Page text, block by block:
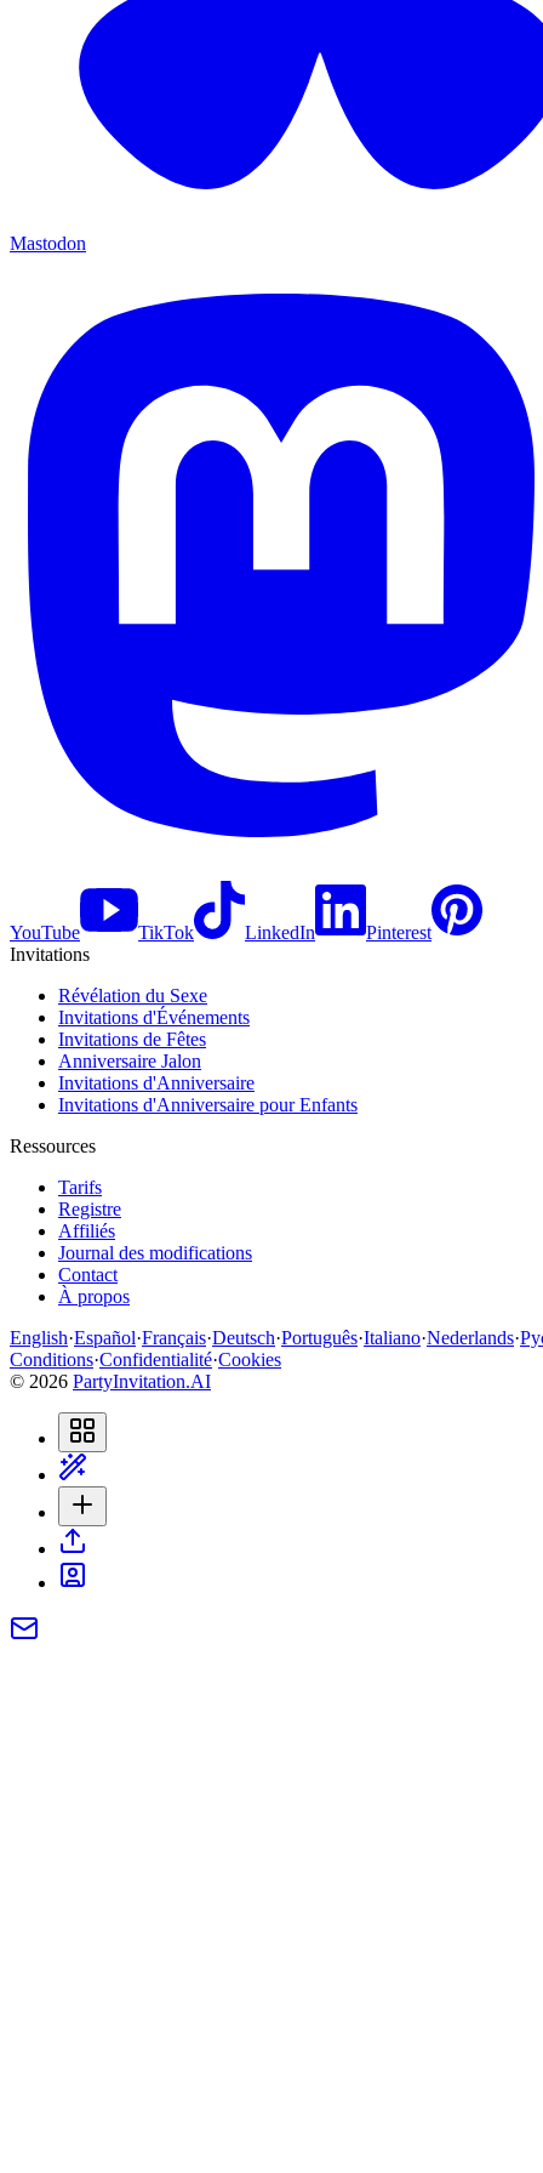
Mastodon
YouTube TikTok LinkedIn
Pinterest
Invitations
Révélation du Sexe
Invitations d'Événements
Invitations de Fêtes
Anniversaire Jalon
Invitations d'Anniversaire
Invitations d'Anniversaire pour Enfants
Ressources
Tarifs
Registre
Affiliés
Journal des modifications
Contact
À propos
English·Español·Français·Deutsch·Português·Italiano·Nederlands·
Conditions·Confidentialité·Cookies
© 2026 PartyInvitation.AI